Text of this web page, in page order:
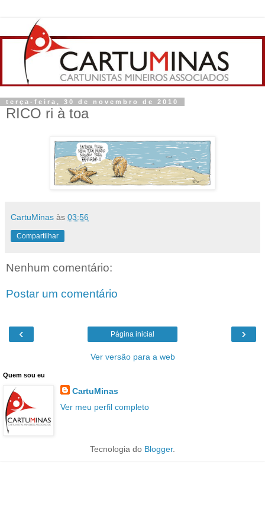
terça-feira, 30 de novembro de 2010
RICO ri à toa
CartuMinas às 03:56
Compartilhar
Nenhum comentário:
Postar um comentário
‹ ›
Página inicial
Ver versão para a web
Quem sou eu
CartuMinas
Ver meu perfil completo
Tecnologia do Blogger.